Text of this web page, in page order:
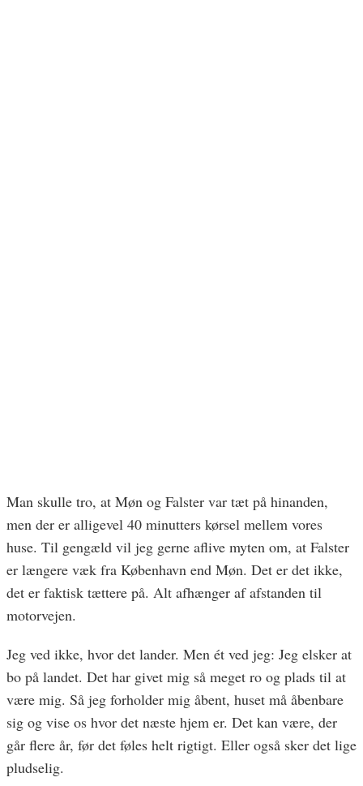
Man skulle tro, at Møn og Falster var tæt på hinanden,
men der er alligevel 40 minutters kørsel mellem vores
huse. Til gengæld vil jeg gerne aflive myten om, at Falster
er længere væk fra København end Møn. Det er det ikke,
det er faktisk tættere på. Alt afhænger af afstanden til
motorvejen.
Jeg ved ikke, hvor det lander. Men ét ved jeg: Jeg elsker at
bo på landet. Det har givet mig så meget ro og plads til at
være mig. Så jeg forholder mig åbent, huset må åbenbare
sig og vise os hvor det næste hjem er. Det kan være, der
går flere år, før det føles helt rigtigt. Eller også sker det lige
pludselig.